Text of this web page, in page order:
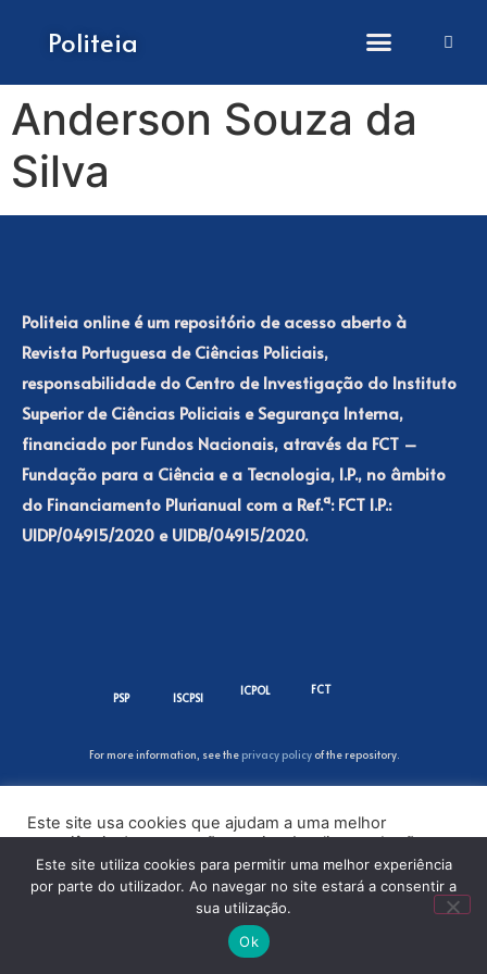
Politeia
Anderson Souza da
Silva
Politeia online é um repositório de acesso aberto à
Revista Portuguesa de Ciências Policiais,
responsabilidade do Centro de Investigação do Instituto
Superior de Ciências Policiais e Segurança Interna,
financiado por Fundos Nacionais, através da FCT –
Fundação para a Ciência e a Tecnologia, I.P., no âmbito
do Financiamento Plurianual com a Ref.ª: FCT I.P.:
UIDP/04915/2020 e UIDB/04915/2020.
PSP ISCPSI
ICPOL FCT
For more information, see the privacy policyof the repository.
Este site usa cookies que ajudam a uma melhor
experiência de navegação no site. Ao clicar no botão
“Aceitar” ou continuar a visualizar o nosso site, você
concorda com o uso de cookies no nosso site.
Este site utiliza cookies para permitir uma melhor experiência
por parte do utilizador. Ao navegar no site estará a consentir a
sua utilização.
Ok